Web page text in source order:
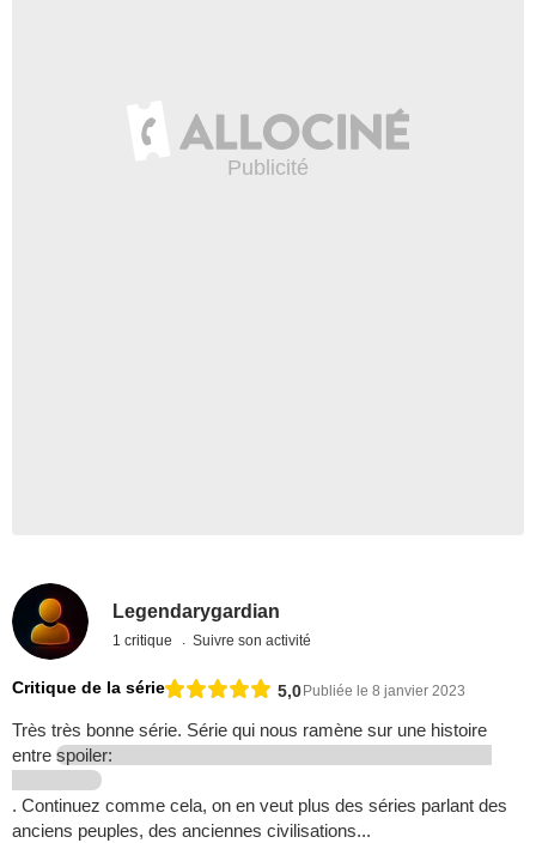
Legendarygardian
1 critique Suivre son activité
Critique de la série 5,0Publiée le 8 janvier 2023
Très très bonne série. Série qui nous ramène sur une histoire
entre spoiler:
. Continuez comme cela, on en veut plus des séries parlant des
anciens peuples, des anciennes civilisations...